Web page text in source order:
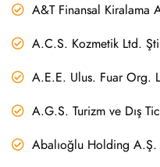
A&T Finansal Kiralama
A.C.S. Kozmetik Ltd. Şti
A.E.E. Ulus. Fuar Org.
A.G.S. Turizm ve Dış
Abalıoğlu Holding A.Ş.